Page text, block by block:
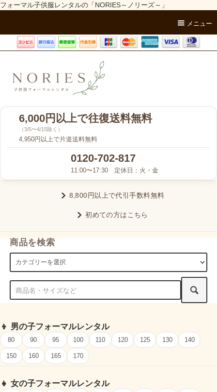
フォーマル子供服レンタルの「NORIES～ノリーズ～」
メニュー
6,000円以上で往復送料無料
（3/5〜4/15除く）
4,950円以上で片道送料無料
0120-702-817
11:00〜17:30 定休日：火・金
8,800円以上で代引手数料無料
初めての方はこちら
商品を検索
👦 男の子フォーマルレンタル
80 90 95 100 110 120 125 130 140
150 160 165 170
👧 女の子フォーマルレンタル